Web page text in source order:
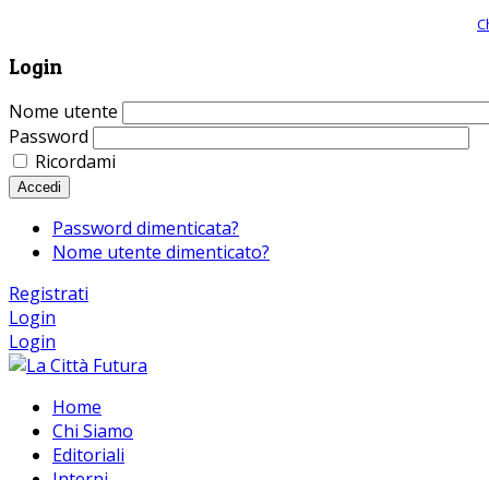
Login
Nome utente
Password
Ricordami
Accedi
Password dimenticata?
Nome utente dimenticato?
Registrati
Login
Login
Home
Chi Siamo
Editoriali